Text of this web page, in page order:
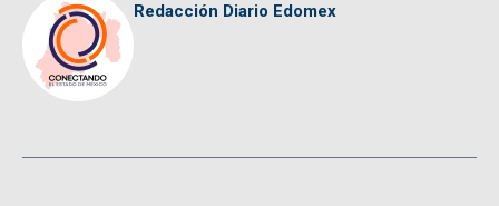
Redacción Diario Edomex